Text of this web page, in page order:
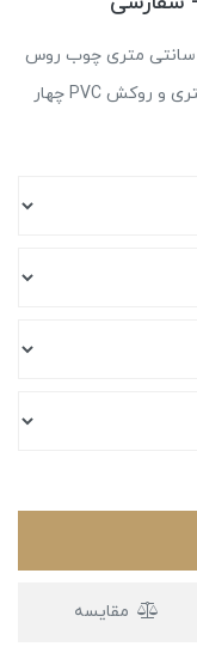
تنوع رنگ در اسلاید تصاویر محصول - کلاف 5 سانتی متری چوب روس
بهمراه یونولیت ضد صدا با ورق MDF 12 میلیمتری و روکش PVC چهار
مقایسه